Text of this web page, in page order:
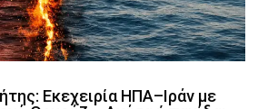
Εκεχειρία ΗΠΑ–Ιράν με